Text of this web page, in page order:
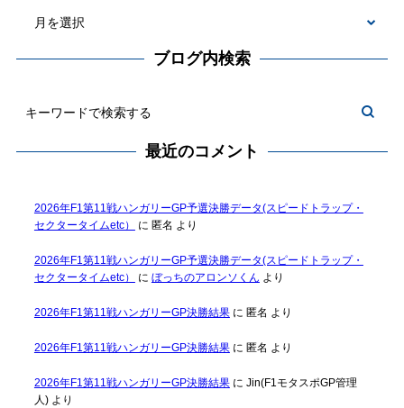
ブログ内検索
最近のコメント
2026年F1第11戦ハンガリーGP予選決勝データ(スピードトラップ・
セクタータイムetc）
に 匿名 より
2026年F1第11戦ハンガリーGP予選決勝データ(スピードトラップ・
セクタータイムetc）
に ぼっちのアロンソくん より
2026年F1第11戦ハンガリーGP決勝結果に 匿名 より
2026年F1第11戦ハンガリーGP決勝結果に 匿名 より
2026年F1第11戦ハンガリーGP決勝結果に Jin(F1モタスポGP管理
人)より